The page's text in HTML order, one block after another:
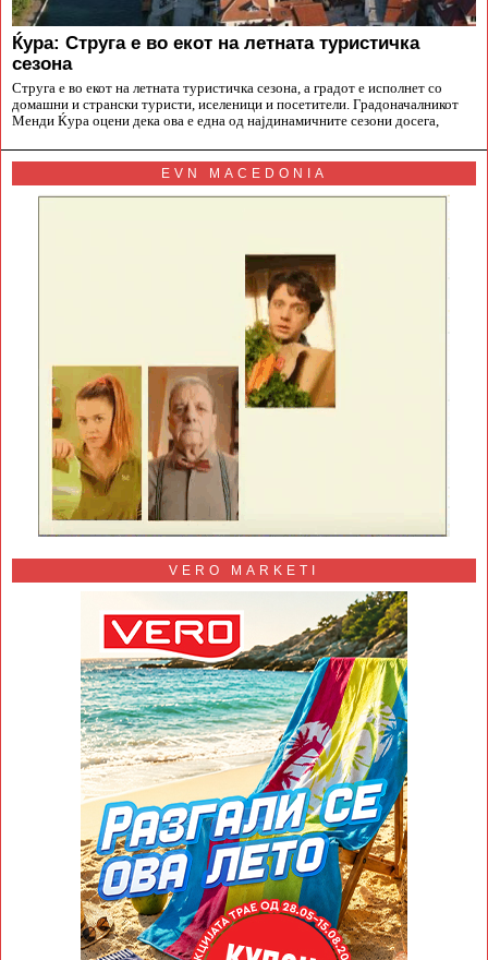
Ќура: Струга е во екот на летната туристичка
сезона
Струга е во екот на летната туристичка сезона, а градот е исполнет со
домашни и странски туристи, иселеници и посетители. Градоначалникот
Менди Ќура оцени дека ова е една од најдинамичните сезони досега,
EVN MACEDONIA
VERO MARKETI